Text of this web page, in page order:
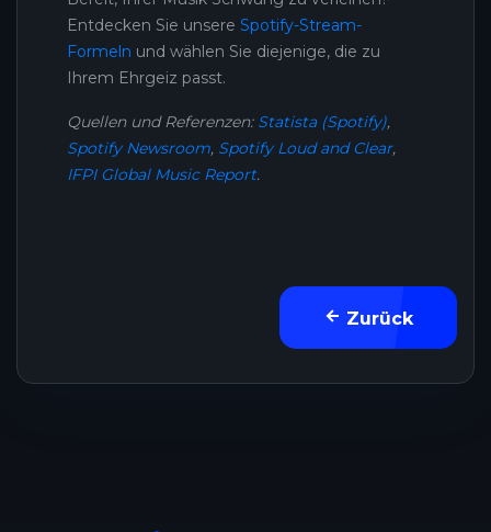
Entdecken Sie unsere Spotify-Stream-
Formeln und wählen Sie diejenige, die zu
Ihrem Ehrgeiz passt.
Quellen und Referenzen: Statista (Spotify),
Spotify Newsroom, Spotify Loud and Clear,
IFPI Global Music Report.
Zurück